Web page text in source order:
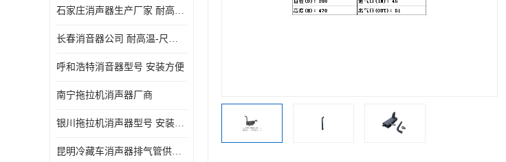
石家庄消声器生产厂家 耐高温-尺寸可定制
长春消音器公司 耐高温-尺寸可定制
呼和浩特消音器型号 安装方便
南宁拖拉机消声器厂商
银川拖拉机消声器型号 安装方便
昆明冷藏车消声器排气管供货商 可定制